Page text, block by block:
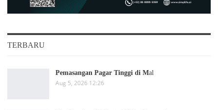
TERBARU
Pemasangan Pagar Tinggi di Mal
Aug 5, 2026 12:26